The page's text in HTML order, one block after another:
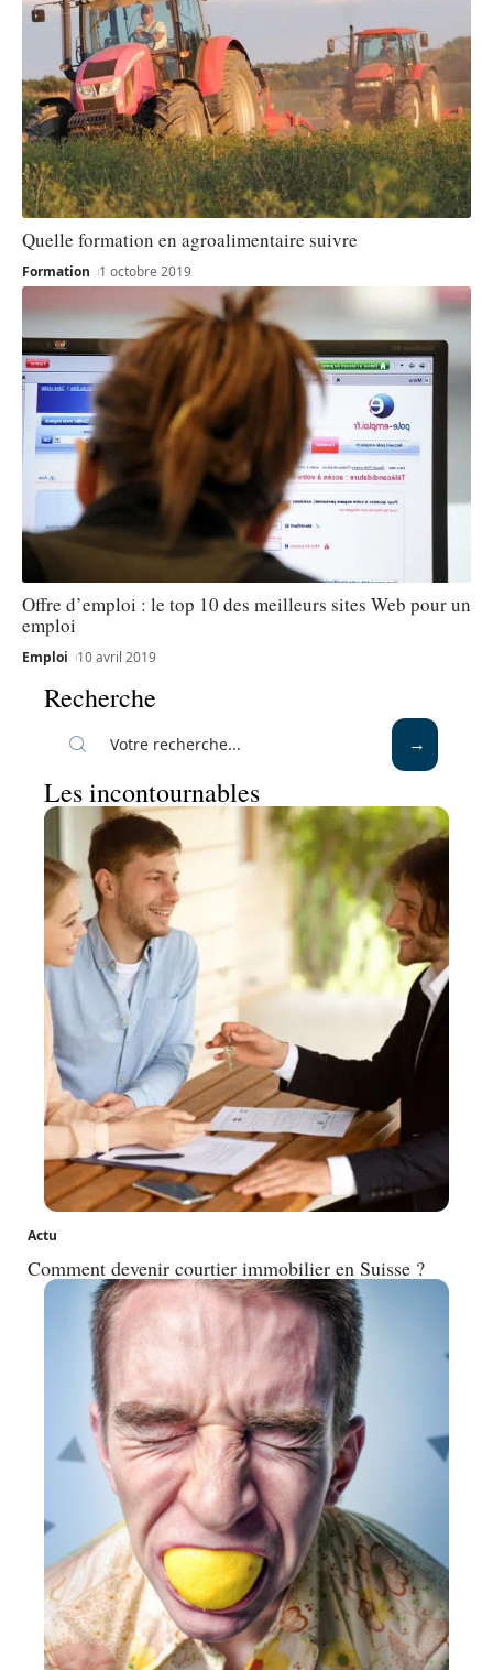
Quelle formation en agroalimentaire suivre
Formation 1 octobre 2019
Offre d’emploi : le top 10 des meilleurs sites Web pour un
emploi
Emploi 10 avril 2019
Recherche
Les incontournables
Actu
Comment devenir courtier immobilier en Suisse ?